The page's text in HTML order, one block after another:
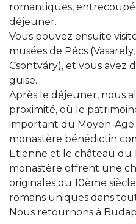
romantiques,
déjeuner.
Vous pouvez ensuite
musées de Pécs
Csontváry), et vous avez
guise.
Après le déjeuner, nous
proximité, où le
important du Moyen-
monastère bénédictin
Etienne et le château du
monastère offrent une
originales du 10ème
romans uniques dans
Nous retournons á